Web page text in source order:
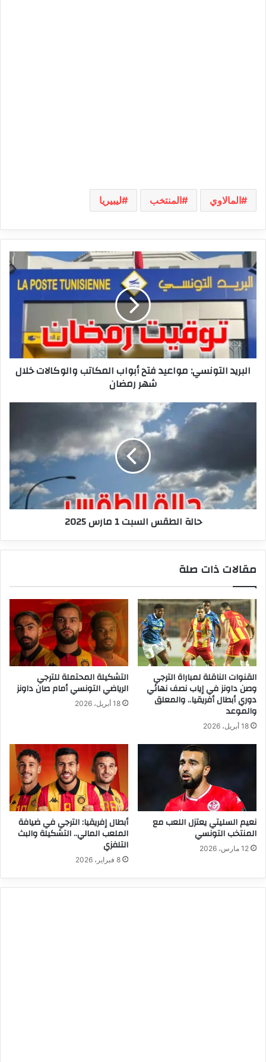
المالاوي المنتخب ليبيريا
البريد
التونسي:
مواعيد
أبواب
المكاتب
والوكالات
شهر
رمضان
البريد التونسي: مواعيد فتح أبواب المكاتب والوكالات خلال
شهر رمضان
2025
حالة الطقس السبت 1 مارس 2025
مقالات ذات صلة
القنوات الناقلة لمباراة الترجي
وصن داونز في إياب نصف نهائي
دوري أبطال أفريقيا.. والمعلق
والموعد
18 أبريل، 2026
التشكيلة المحتملة للترجي
الرياضي التونسي أمام صان داونز
18 أبريل، 2026
نعيم السليتي يعتزل اللعب مع
المنتخب التونسي
12 مارس، 2026
أبطال إفريقيا: الترجي في ضيافة
الملعب المالي.. التشكيلة والبث
التلفزي
8 فبراير، 2026